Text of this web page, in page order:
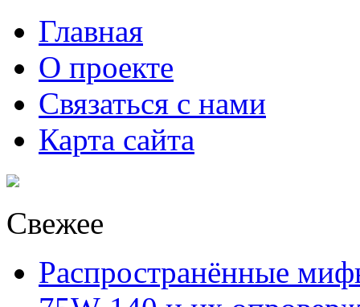
Главная
О проекте
Связаться с нами
Карта сайта
Свежее
Распространённые